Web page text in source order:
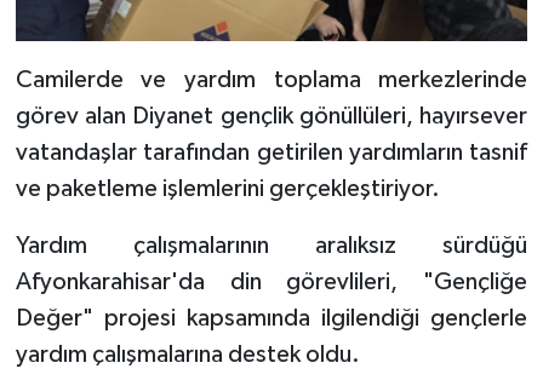
Camilerde ve yardım toplama merkezlerinde
görev alan Diyanet gençlik gönüllüleri, hayırsever
vatandaşlar tarafından getirilen yardımların tasnif
ve paketleme işlemlerini gerçekleştiriyor.
Yardım çalışmalarının aralıksız sürdüğü
Afyonkarahisar'da din görevlileri, "Gençliğe
Değer" projesi kapsamında ilgilendiği gençlerle
yardım çalışmalarına destek oldu.
Edirne Müftülüğü
Erzincan Müftülüğü
Eskişehir Müftülüğü